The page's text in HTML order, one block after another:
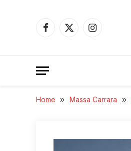
Facebook
X
Instagram
Home » Massa Carrara »